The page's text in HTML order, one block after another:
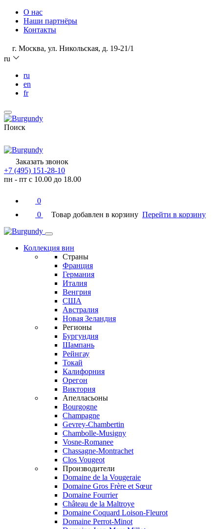
О нас
Наши партнёры
Контакты
г. Москва, ул. Никольская, д. 19-21/1
ru
ru
en
fr
Поиск
Заказать звонок
+7 (495) 151-28-10
пн - пт с 10.00 до 18.00
0
0
Товар добавлен в корзину Перейти в корзину
Коллекция вин
Страны
Франция
Германия
Италия
Венгрия
США
Австралия
Новая Зеландия
Регионы
Бургундия
Шампань
Рейнгау
Токай
Калифорния
Орегон
Виктория
Апелласьоны
Bourgogne
Champagne
Gevrey-Chambertin
Chambolle-Musigny
Vosne-Romanee
Chassagne-Montrachet
Clos Vougeot
Производители
Domaine de la Vougeraie
Domaine Gros Frère et Sœur
Domaine Fourrier
Château de la Maltroye
Domaine Coquard Loison-Fleurot
Domaine Perrot-Minot